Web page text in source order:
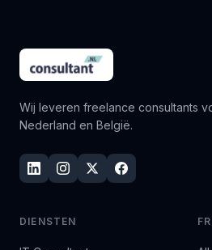
Wij leveren freelance consultants
Nederland en België.
DIENSTEN